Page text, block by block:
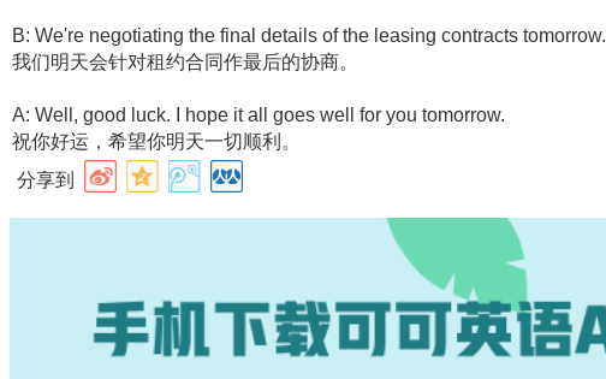
B: We're negotiating the final details of the leasing contracts tomorrow.
我们明天会针对租约合同作最后的协商。
A: Well, good luck. I hope it all goes well for you tomorrow.
祝你好运，希望你明天一切顺利。
分享到